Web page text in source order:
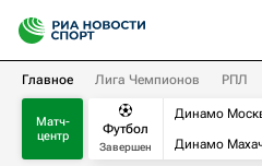
Главное Лига Чемпионов РПЛ
Матч-
центр
Футбол
Завершен
Динамо
Динамо